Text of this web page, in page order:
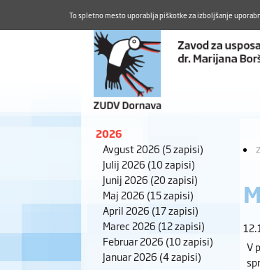
2026
Avgust 2026 (5 zapisi)
Julij 2026 (10 zapisi)
Junij 2026 (20 zapisi)
Maj 2026 (15 zapisi)
April 2026 (17 zapisi)
Marec 2026 (12 zapisi)
Februar 2026 (10 zapisi)
Januar 2026 (4 zapisi)
V
To spletno mesto uporablja piškotke za izboljšanje